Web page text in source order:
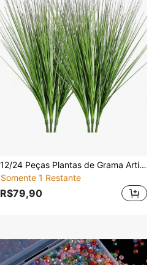
12/24 Peças Plantas de Grama Artificial, Arbustos Falsos de Grama de Trigo, Grama Alta Artificial Plantas Falsas para Decoração Externa, Hastes de Vegetação Artificial para Decoração Interna de Casa (Verde Cauda Vermelha)
Somente 1 Restante
R$79,90